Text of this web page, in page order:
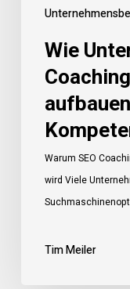
Wie
Warum SEO
wird Viele
Tim Meiler